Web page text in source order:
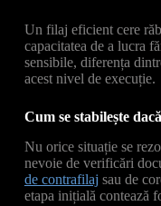
Un filaj eficient cere
capacitatea de a lucra
sensibile, diferența
acest nivel de execuție.
Cum se stabilește
Nu orice situație se
nevoie de verificări
de contrafilaj sau de
etapa inițială contează